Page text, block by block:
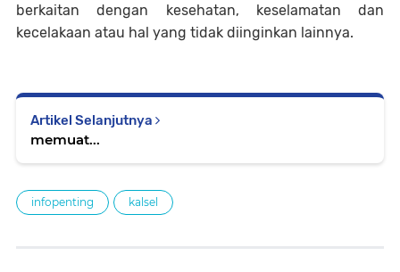
berkaitan dengan kesehatan, keselamatan dan
kecelakaan atau hal yang tidak diinginkan lainnya.
Artikel Selanjutnya
memuat...
infopenting kalsel